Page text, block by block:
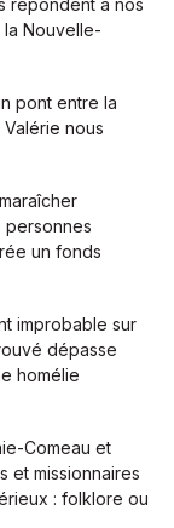
répondent à nos
Nouvelle-
pont entre la
nous
personnes
un fonds
improbable sur
dépasse
homélie
Comeau et
et missionnaires
: folklore ou